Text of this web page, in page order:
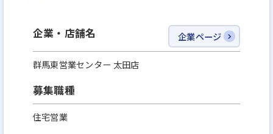
企業・店舗名 企業ページ
群馬東営業センター 太田店
募集職種
住宅営業